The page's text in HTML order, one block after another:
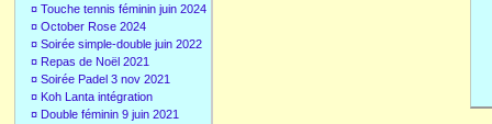
¤ Touche tennis féminin juin 2024
¤ October Rose 2024
¤ Soirée simple-double juin 2022
¤ Repas de Noël 2021
¤ Soirée Padel 3 nov 2021
¤ Koh Lanta intégration
¤ Double féminin 9 juin 2021